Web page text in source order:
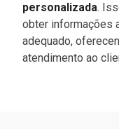
personalizada.
obter informações
adequado,
atendimento ao